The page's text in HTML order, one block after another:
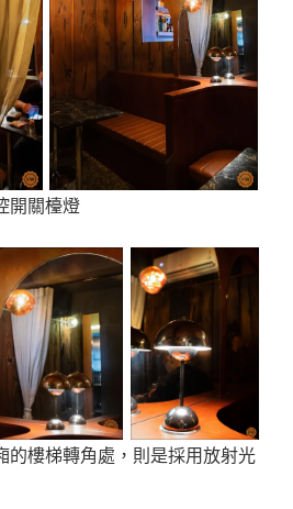
開關檯燈
的樓梯轉角處，則是採用放射光